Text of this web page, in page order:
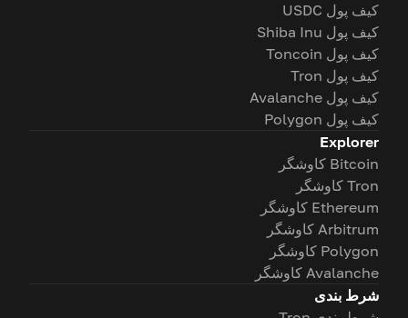
کیف پول USDC
کیف پول Shiba Inu
کیف پول Toncoin
کیف پول Tron
کیف پول Avalanche
کیف پول Polygon
Explorer
Bitcoin کاوشگر
Tron کاوشگر
Ethereum کاوشگر
Arbitrum کاوشگر
Polygon کاوشگر
Avalanche کاوشگر
شرط بندی